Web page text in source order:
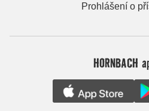
Prohlášení o
HORNBACH